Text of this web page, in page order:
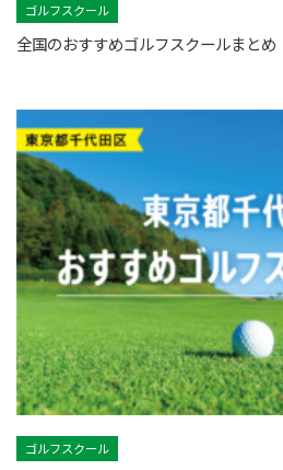
ゴルフスクール
全国のおすすめゴルフスクールまとめ
ゴルフスクール